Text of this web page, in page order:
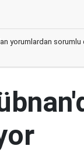
yorumlardan